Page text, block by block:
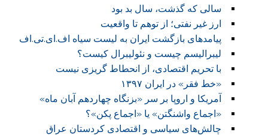
سالی که گذشت، سال بد بود
ارز غیر نفتی؛ از توهم تا واقعیت
پیامدهای بازگشت ایران به لیست سیاه اف.ای.تی.اف
لیبرالیسم چیست و نئولیبرال کیست؟
با تحریم اقتصادی، از انحطاط گریزی نیست
«خط فقر» در ایران ۱۳۹۷
آمریکا و اروپا بر سر «بزنگاه چهاردهم آبان ماه»
«اجماع واشنگتن» یا «اجماع پکن»؟
چالش‌های سیاسی و اقتصادی کردستان عراق